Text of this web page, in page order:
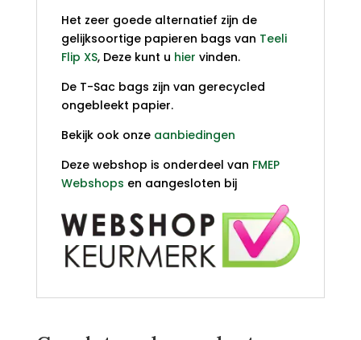
Het zeer goede alternatief zijn de
gelijksoortige papieren bags van Teeli
Flip XS, Deze kunt u hier vinden.
De T-Sac bags zijn van gerecycled
ongebleekt papier.
Bekijk ook onze aanbiedingen
Deze webshop is onderdeel van FMEP
Webshops en aangesloten bij